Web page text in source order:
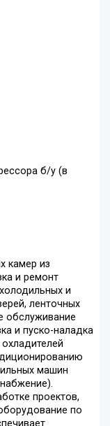
б/у (в
камер из
и ремонт
и
ленточных
обслуживание
и пуско-наладка
машин
проектов,
по